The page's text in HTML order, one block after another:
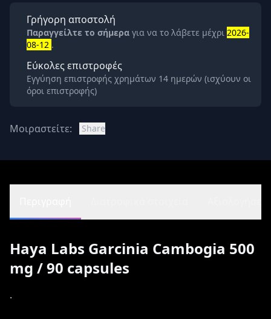
Γρήγορη αποστολή
Παραγγείλτε το σήμερα για να το λάβετε μέχρι 2026-
08-12 .
Εύκολες επιστροφές
Εγγύηση επιστροφής χρημάτων 14 ημερών (ισχύουν οι
όροι επιστροφής)
Μοιραστείτε: Share
Haya Labs Garcinia Cambogia 500
mg / 90 capsules
.